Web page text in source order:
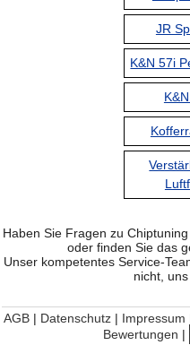
JR
K&N 57i
Haben Sie Fragen zu
oder finden Sie das
Unser kompetentes Service-
nicht,
AGB | Datenschutz | Impressum
Bewertungen |